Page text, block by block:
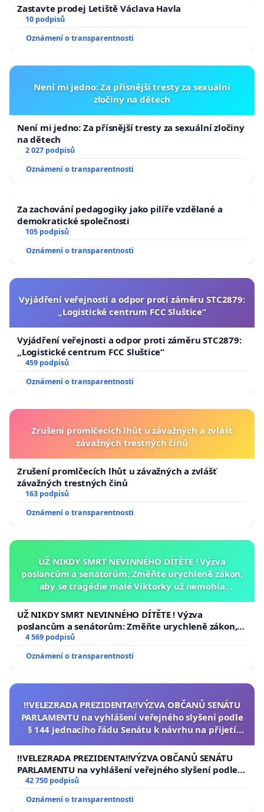
Zastavte prodej Letiště Václava Havla
10 podpisů
Oznámení o transparentnosti
Není mi jedno: Za přísnější tresty za sexuální
zločiny na dětech
Není mi jedno: Za přísnější tresty za sexuální zločiny
na dětech
2 027 podpisů
Oznámení o transparentnosti
Za zachování pedagogiky jako pilíře vzdělané a
demokratické společnosti
105 podpisů
Oznámení o transparentnosti
Vyjádření veřejnosti a odpor proti záměru STC2879:
„Logistické centrum FCC Sluštice“
Vyjádření veřejnosti a odpor proti záměru STC2879:
„Logistické centrum FCC Sluštice“
459 podpisů
Oznámení o transparentnosti
Zrušení promlčecích lhůt u závažných a zvlášť
závažných trestných činů
Zrušení promlčecích lhůt u závažných a zvlášť
závažných trestných činů
163 podpisů
Oznámení o transparentnosti
UŽ NIKDY SMRT NEVINNÉHO DÍTĚTE ! Výzva
poslancům a senátorům: Změňte urychleně zákon,
aby se tragédie malé Viktorky už nemohla
UŽ NIKDY SMRT NEVINNÉHO DÍTĚTE ! Výzva
poslancům a senátorům: Změňte urychleně zákon,
aby se tragédie malé Viktorky už nemohla opakovat!
4 569 podpisů
Oznámení o transparentnosti
‼️VELEZRADA PREZIDENTA‼️VÝZVA OBČANŮ SENÁTU
PARLAMENTU na vyhlášení veřejného slyšení podle
§ 144 jednacího řádu Senátu k návrhu na přijetí
republiky
‼️VELEZRADA PREZIDENTA‼️VÝZVA OBČANŮ SENÁTU
PARLAMENTU na vyhlášení veřejného slyšení podle §
144 jednacího řádu Senátu k návrhu na přijetí
usnesení k podání ústavní žaloby na prezidenta
republiky
42 750 podpisů
Oznámení o transparentnosti